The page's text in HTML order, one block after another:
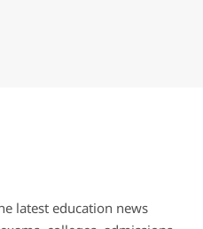
latest education news